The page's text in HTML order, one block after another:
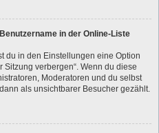
in der Online-Liste
du in den Einstellungen eine Option
verbergen“. Wenn du diese
Moderatoren und du selbst
als unsichtbarer Besucher gezählt.